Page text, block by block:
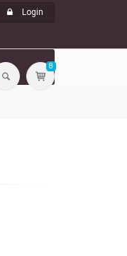
Login
8